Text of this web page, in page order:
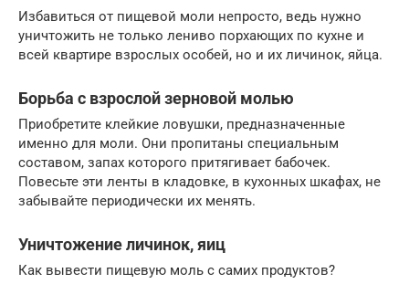
Избавиться от пищевой моли непросто, ведь нужно
уничтожить не только лениво порхающих по кухне и
всей квартире взрослых особей, но и их личинок, яйца.
Борьба с взрослой зерновой молью
Приобретите клейкие ловушки, предназначенные
именно для моли. Они пропитаны специальным
составом, запах которого притягивает бабочек.
Повесьте эти ленты в кладовке, в кухонных шкафах, не
забывайте периодически их менять.
Уничтожение личинок, яиц
Как вывести пищевую моль с самих продуктов?